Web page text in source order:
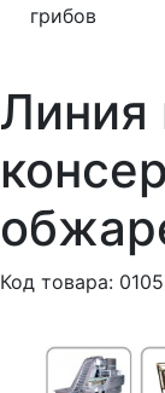
грибов
Линия
Код товара: